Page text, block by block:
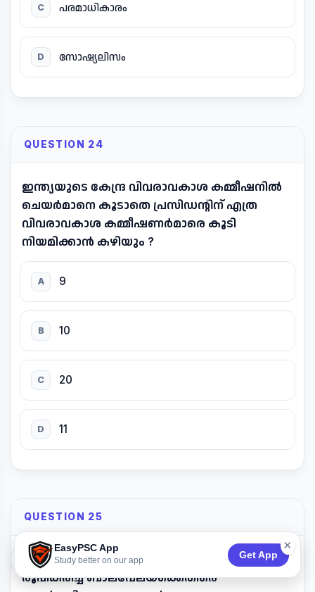
EasyPSC App
Study better on our app
Get App
×
74:52
C പരമാധികാരം
D സോഷ്യലിസം
QUESTION 24
ഇന്ത്യയുടെ കേന്ദ്ര വിവരാവകാശ കമ്മീഷനിൽ
ചെയർമാനെ കൂടാതെ പ്രസിഡന്റിന് എത്ര
വിവരാവകാശ കമ്മീഷണർമാരെ കൂടി
നിയമിക്കാൻ കഴിയും ?
A 9
B 10
C 20
D 11
QUESTION 25
ബച്പൻ ബച്ചാവോ ആന്ദോളൻ എന്ന സംഘടന
രൂപീകരിച്ച് ബാലവേലയ്ക്കെതിരെ